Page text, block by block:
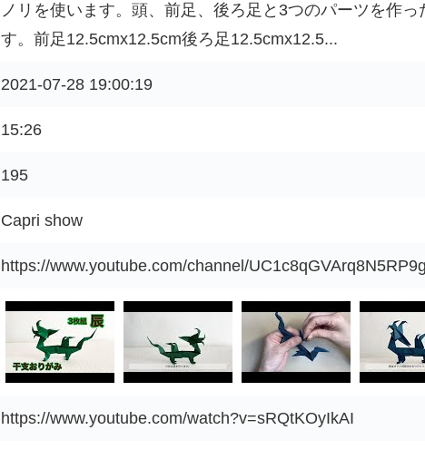
ノリを使います。頭、前足、後ろ足と3つのパーツを作っ
す。前足12.5cmx12.5cm後ろ足12.5cmx12.5...
2021-07-28 19:00:19
15:26
195
Capri show
https://www.youtube.com/channel/
https://www.youtube.com/watch?v=sRQtKOyIkAI